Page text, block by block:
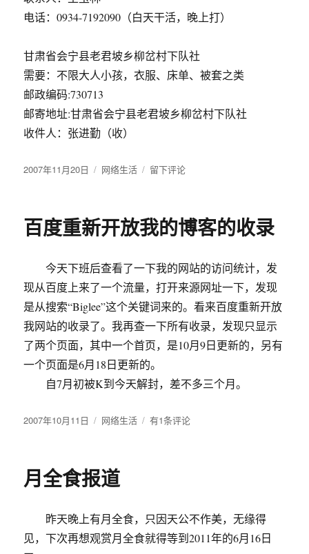
电话：0934-7192090（白天干活，晚上打）
甘肃省会宁县老君坡乡柳岔村下队社
需要：不限大人小孩，衣服、床单、被套之类
邮政编码:730713
邮寄地址:甘肃省会宁县老君坡乡柳岔村下队社
收件人：张进勤（收）
发
2007年11月20日
分
网络生活
于
冷
有
不
穿
的
旧
衣
留下评论
百度重新开放我的博客的收录
今天下班后查看了一下我的网站的访问统计，发
现从百度上来了一个流量，打开来源网址一下，发现
是从搜索“Biglee”这个关键词来的。看来百度重新开放
我网站的收录了。我再查一下所有收录，发现只显示
了两个页面，其中一个首页，是10月9日更新的，另有
一个页面是6月18日更新的。
自7月初被K到今天解封，差不多三个月。
发
2007年10月11日
分
网络生活
百
的
博
有1条评论
月全食报道
昨天晚上有月全食，只因天公不作美，无缘得
见，下次再想观赏月全食就得等到2011年的6月16日